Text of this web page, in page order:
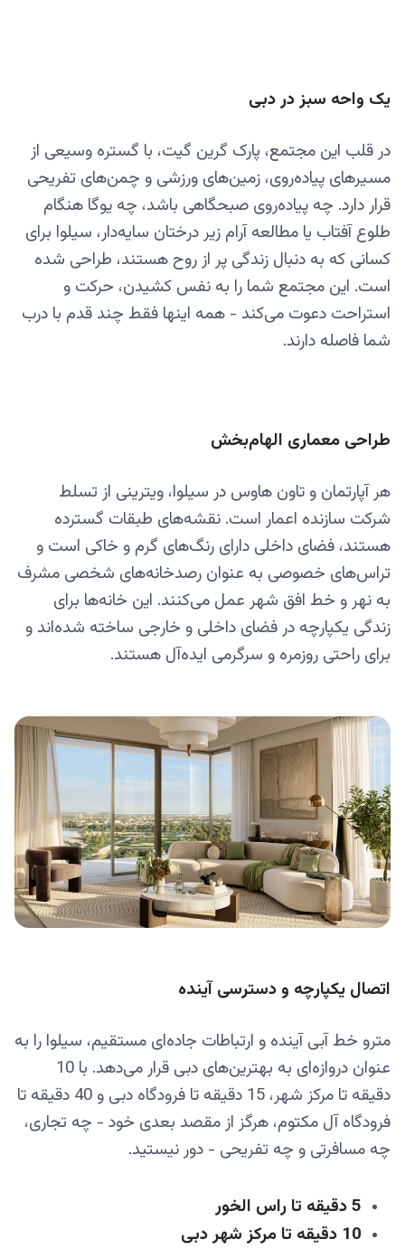
یک واحه سبز در دبی
در قلب این مجتمع، پارک گرین گیت، با گستره وسیعی از
مسیرهای پیاده‌روی، زمین‌های ورزشی و چمن‌های تفریحی
قرار دارد. چه پیاده‌روی صبحگاهی باشد، چه یوگا هنگام
طلوع آفتاب یا مطالعه آرام زیر درختان سایه‌دار، سیلوا برای
کسانی که به دنبال زندگی پر از روح هستند، طراحی شده
است. این مجتمع شما را به نفس کشیدن، حرکت و
استراحت دعوت می‌کند - همه اینها فقط چند قدم با درب
شما فاصله دارند.
طراحی معماری الهام‌بخش
هر آپارتمان و تاون هاوس در سیلوا، ویترینی از تسلط
شرکت سازنده اعمار است. نقشه‌های طبقات گسترده
هستند، فضای داخلی دارای رنگ‌های گرم و خاکی است و
تراس‌های خصوصی به عنوان رصدخانه‌های شخصی مشرف
به نهر و خط افق شهر عمل می‌کنند. این خانه‌ها برای
زندگی یکپارچه در فضای داخلی و خارجی ساخته شده‌اند و
برای راحتی روزمره و سرگرمی ایده‌آل هستند.
اتصال یکپارچه و دسترسی آینده
مترو خط آبی آینده و ارتباطات جاده‌ای مستقیم، سیلوا را به
عنوان دروازه‌ای به بهترین‌های دبی قرار می‌دهد. با 10
دقیقه تا مرکز شهر، 15 دقیقه تا فرودگاه دبی و 40 دقیقه تا
فرودگاه آل مکتوم، هرگز از مقصد بعدی خود - چه تجاری،
چه مسافرتی و چه تفریحی - دور نیستید.
5 دقیقه تا راس الخور
10 دقیقه تا مرکز شهر دبی